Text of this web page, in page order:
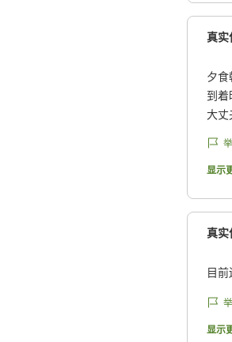
アク
が非
注意
周辺
のも
贅
ク
リフ
ク
真实
夕食
到着
大丈
回
と思
显示
真实
目
显示